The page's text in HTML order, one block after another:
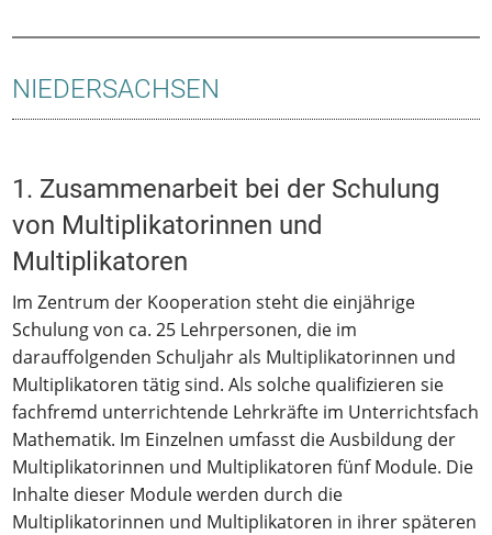
NIEDERSACHSEN
1. Zusammenarbeit bei der Schulung
von Multiplikatorinnen und
Multiplikatoren
Im Zentrum der Kooperation steht die einjährige
Schulung von ca. 25 Lehrpersonen, die im
darauffolgenden Schuljahr als Multiplikatorinnen und
Multiplikatoren tätig sind. Als solche qualifizieren sie
fachfremd unterrichtende Lehrkräfte im Unterrichtsfach
Mathematik. Im Einzelnen umfasst die Ausbildung der
Multiplikatorinnen und Multiplikatoren fünf Module. Die
Inhalte dieser Module werden durch die
Multiplikatorinnen und Multiplikatoren in ihrer späteren